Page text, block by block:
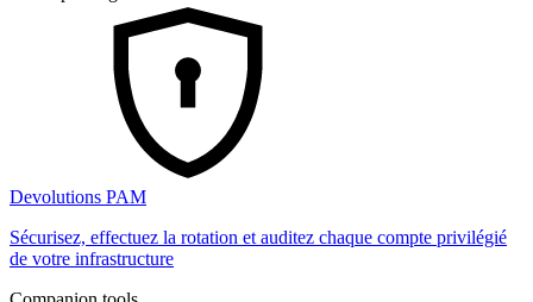
Devolutions PAM
Sécurisez, effectuez la rotation et auditez chaque compte privilégié
de votre infrastructure